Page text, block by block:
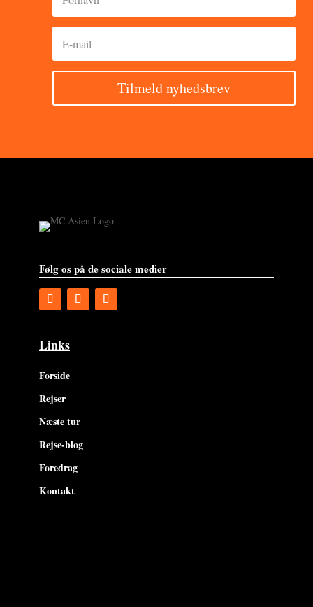
Tilmeld nyhedsbrev
Følg os på de sociale medier
Links
Forside
Rejser
Næste tur
Rejse-blog
Foredrag
Kontakt